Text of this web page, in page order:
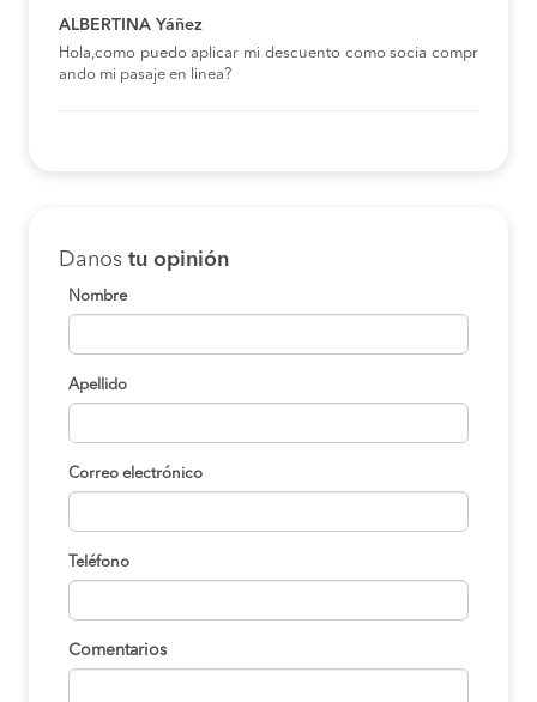
ALBERTINA Yáñez
Hola,como puedo aplicar mi descuento como socia compr
ando mi pasaje en linea?
Danos tu opinión
Nombre
Apellido
Correo electrónico
Teléfono
Comentarios